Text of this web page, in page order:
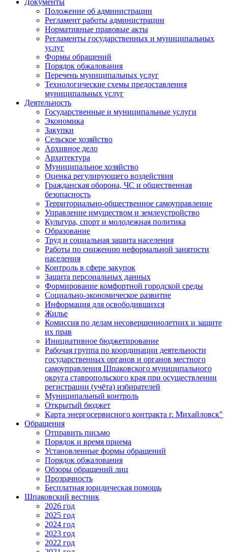
Документы
Положение об администрации
Регламент работы администрации
Нормативные правовые акты
Регламенты государственных и муниципальных
услуг
Формы обращений
Порядок обжалования
Перечень муниципальных услуг
Технологические схемы предоставления
муниципальных услуг
Деятельность
Государственные и муниципальные услуги
Экономика
Закупки
Сельское хозяйство
Архивное дело
Архитектура
Муниципальное хозяйство
Оценка регулирующего воздействия
Гражданская оборона, ЧС и общественная
безопасность
Территориально-общественное самоуправление
Управление имуществом и землеустройство
Культура, спорт и молодежная политика
Образование
Труд и социальная защита населения
Работы по снижению неформальной занятости
населения
Контроль в сфере закупок
Защита персональных данных
Формирование комфортной городской среды
Социально-экономическое развитие
Информация для освободившихся
Жилье
Комиссия по делам несовершеннолетних и защите
их прав
Инициативное бюджетирование
Рабочая группа по координации деятельности
государственных органов и органов местного
самоуправления Шпаковского муниципального
округа ставропольского края при осуществлении
регистрации (учёта) избирателей
Муниципальный контроль
Открытый бюджет
Карта энергосервисного контракта г. Михайловск"
Обращения
Отправить письмо
Порядок и время приема
Установленные формы обращений
Порядок обжалования
Обзоры обращений лиц
Прозрачность
Бесплатная юридическая помощь
Шпаковский вестник
2026 год
2025 год
2024 год
2023 год
2022 год